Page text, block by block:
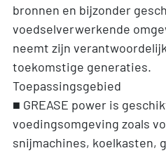
bronnen en bijzonder
voedselverwerkende
neemt zijn
toekomstige generaties.
Toepassingsgebied
■ GREASE power is
voedingsomgeving zoals
snijmachines, koelkasten,